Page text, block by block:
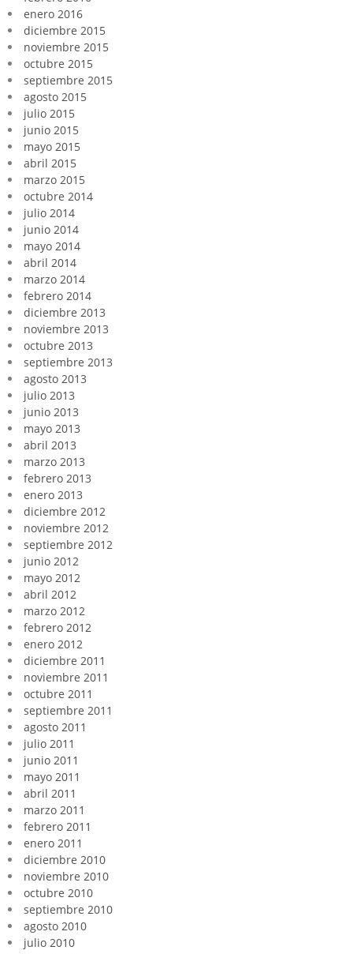
enero 2016
diciembre 2015
noviembre 2015
octubre 2015
septiembre 2015
agosto 2015
julio 2015
junio 2015
mayo 2015
abril 2015
marzo 2015
octubre 2014
julio 2014
junio 2014
mayo 2014
abril 2014
marzo 2014
febrero 2014
diciembre 2013
noviembre 2013
octubre 2013
septiembre 2013
agosto 2013
julio 2013
junio 2013
mayo 2013
abril 2013
marzo 2013
febrero 2013
enero 2013
diciembre 2012
noviembre 2012
septiembre 2012
junio 2012
mayo 2012
abril 2012
marzo 2012
febrero 2012
enero 2012
diciembre 2011
noviembre 2011
octubre 2011
septiembre 2011
agosto 2011
julio 2011
junio 2011
mayo 2011
abril 2011
marzo 2011
febrero 2011
enero 2011
diciembre 2010
noviembre 2010
octubre 2010
septiembre 2010
agosto 2010
julio 2010